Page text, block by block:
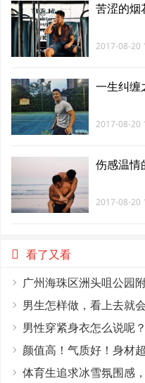
苦涩的烟
2017-08-20
一生纠缠
2017-08-20
伤感温情
2017-08-20
看了又看
广州海珠区洲头咀公园
男生怎样做，看上去就
男性穿紧身衣怎么说呢
这4个条件
颜值高！气质好！身材
体育生追求冰雪氛围感